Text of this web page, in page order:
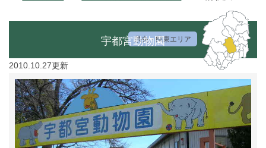
宇都宮動物園
県央・県東エリア
2010.10.27更新